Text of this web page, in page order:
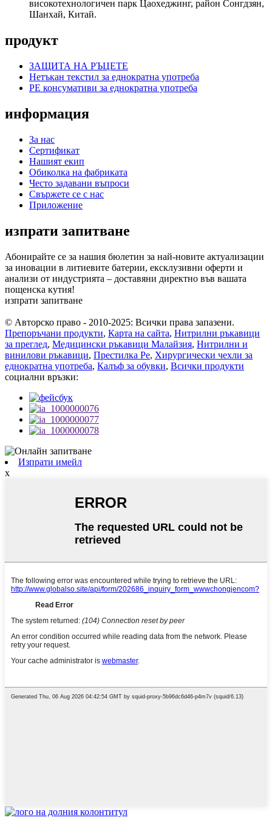
високотехнологичен парк Цаохеджинг, район Сонгдзян,
Шанхай, Китай.
продукт
ЗАЩИТА НА РЪЦЕТЕ
Нетъкан текстил за еднократна употреба
PE консумативи за еднократна употреба
информация
За нас
Сертификат
Нашият екип
Обиколка на фабриката
Често задавани въпроси
Свържете се с нас
Приложение
изпрати запитване
Абонирайте се за нашия бюлетин за най-новите актуализации
за иновации в литиевите батерии, ексклузивни оферти и
анализи от индустрията – доставяни директно във вашата
пощенска кутия!
изпрати запитване
© Авторско право - 2010-2025: Всички права запазени.
Препоръчани продукти, Карта на сайта, Нитрилни ръкавици
за преглед, Медицински ръкавици Малайзия, Нитрилни и
винилови ръкавици, Престилка Pe, Хирургически чехли за
еднократна употреба, Калъф за обувки, Всички продукти
социални връзки:
Изпрати имейл
x